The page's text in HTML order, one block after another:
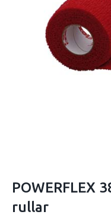
POWERFLEX
rullar